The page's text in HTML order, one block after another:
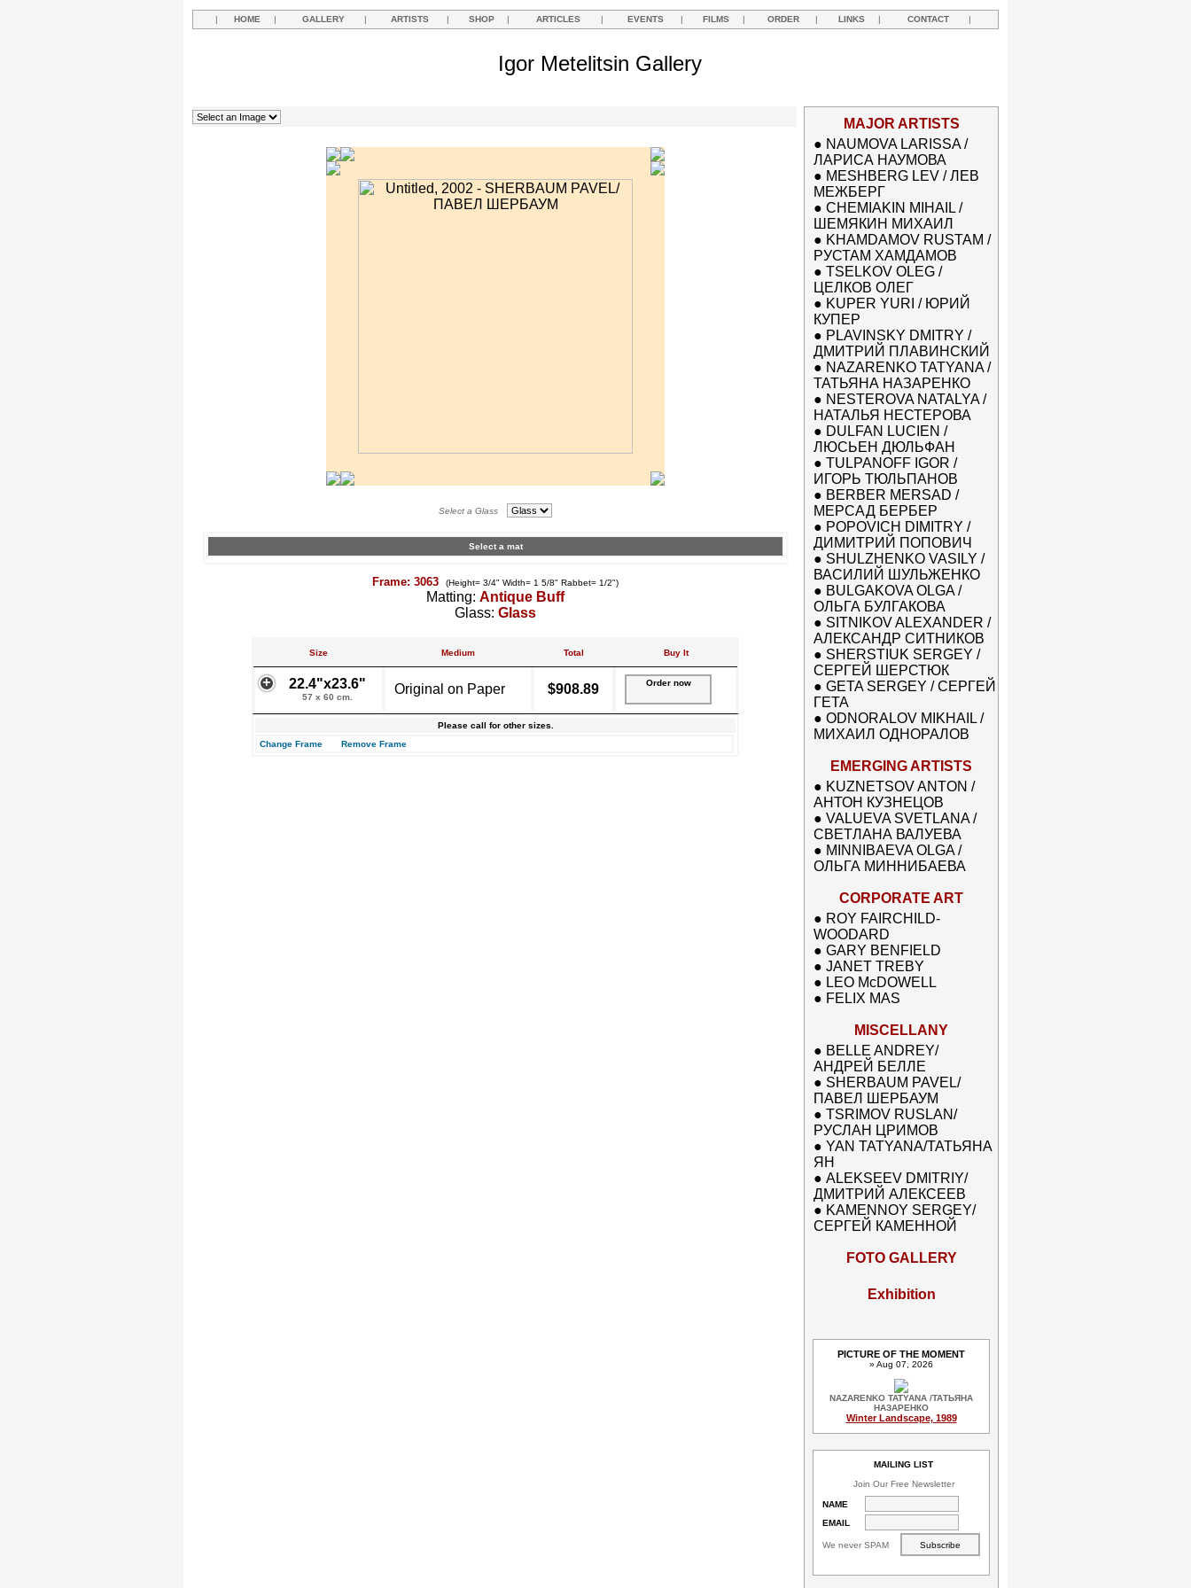
| HOME | GALLERY | ARTISTS | SHOP | ARTICLES | EVENTS | FILMS | ORDER | LINKS | CONTACT |
Igor Metelitsin Gallery
Select a Glass
Select a mat
Frame: 3063 (Height= 3/4" Width= 1 5/8" Rabbet= 1/2")
Matting: Antique Buff
Glass: Glass
Size Medium Total Buy It
22.4"x23.6"
57 x 60 cm.
Original on Paper $908.89 Order now
Please call for other sizes.
Change Frame
Remove Frame
MAJOR ARTISTS
● NAUMOVA LARISSA /
ЛАРИСА НАУМОВА
● MESHBERG LEV / ЛЕВ
МЕЖБЕРГ
● CHEMIAKIN MIHAIL /
ШЕМЯКИН МИХАИЛ
● KHAMDAMOV RUSTAM /
РУСТАМ ХАМДАМОВ
● TSELKOV OLEG /
ЦЕЛКОВ ОЛЕГ
● KUPER YURI / ЮРИЙ
КУПЕР
● PLAVINSKY DMITRY /
ДМИТРИЙ ПЛАВИНСКИЙ
● NAZARENKO TATYANA /
ТАТЬЯНА НАЗАРЕНКО
● NESTEROVA NATALYA /
НАТАЛЬЯ НЕСТЕРОВА
● DULFAN LUCIEN /
ЛЮСЬЕН ДЮЛЬФАН
● TULPANOFF IGOR /
ИГОРЬ ТЮЛЬПАНОВ
● BERBER MERSAD /
МЕРСАД БЕРБЕР
● POPOVICH DIMITRY /
ДИМИТРИЙ ПОПОВИЧ
● SHULZHENKO VASILY /
ВАСИЛИЙ ШУЛЬЖЕНКО
● BULGAKOVA OLGA /
ОЛЬГА БУЛГАКОВА
● SITNIKOV ALEXANDER /
АЛЕКСАНДР СИТНИКОВ
● SHERSTIUK SERGEY /
СЕРГЕЙ ШЕРСТЮК
● GETA SERGEY / СЕРГЕЙ
ГЕТА
● ODNORALOV MIKHAIL /
МИХАИЛ ОДНОРАЛОВ
EMERGING ARTISTS
● KUZNETSOV ANTON /
АНТОН КУЗНЕЦОВ
● VALUEVA SVETLANA /
СВЕТЛАНА ВАЛУЕВА
● MINNIBAEVA OLGA /
ОЛЬГА МИННИБАЕВА
CORPORATE ART
● ROY FAIRCHILD-
WOODARD
● GARY BENFIELD
● JANET TREBY
● LEO McDOWELL
● FELIX MAS
MISCELLANY
● BELLE ANDREY/
АНДРЕЙ БЕЛЛЕ
● SHERBAUM PAVEL/
ПАВЕЛ ШЕРБАУМ
● TSRIMOV RUSLAN/
РУСЛАН ЦРИМОВ
● YAN TATYANA/ТАТЬЯНА
ЯН
● ALEKSEEV DMITRIY/
ДМИТРИЙ АЛЕКСЕЕВ
● KAMENNOY SERGEY/
СЕРГЕЙ КАМЕННОЙ
FOTO GALLERY
Exhibition
PICTURE OF THE MOMENT
» Aug 07, 2026
NAZARENKO TATYANA /ТАТЬЯНА
НАЗАРЕНКО
Winter Landscape, 1989
MAILING LIST
Join Our Free Newsletter
NAME
EMAIL
We never SPAM